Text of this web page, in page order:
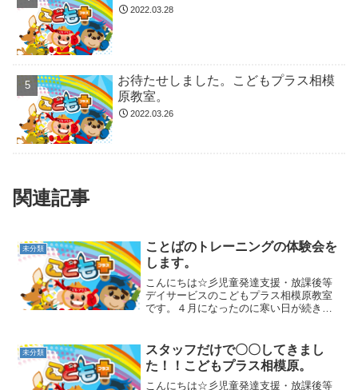
2022.03.28
お待たせしました。こどもプラス相模
原教室。
2022.03.26
関連記事
未分類
ことばのトレーニングの体験会を
します。
こんにちは☆彡児童発達支援・放課後等
デイサービスのこどもプラス相模原教室
です。４月になったのに寒い日が続きま
育園が始まりますね。ご入学、進級おめ
でとうございます。おめで...
未分類
スタッフだけで〇〇してきまし
た！！こどもプラス相模原。
こんにちは☆彡児童発達支援・放課後等